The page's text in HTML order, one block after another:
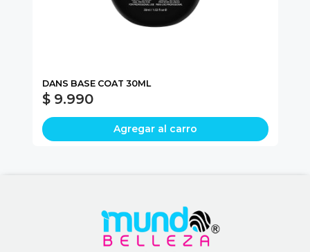
DANS BASE COAT 30ML
$ 9.990
Agregar al carro